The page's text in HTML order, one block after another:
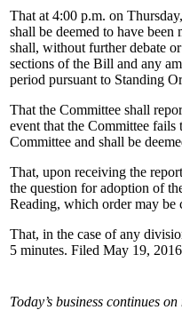
That at 4:00 p.m. on
shall be deemed to have
shall, without further debate
sections of the Bill and any
period pursuant to Standing
That the Committee shall
event that the Committee
Committee and shall be
That, upon receiving the
the question for adoption of
Reading, which order may be
That, in the case of any
5 minutes. Filed May 19,
Today’s business continues